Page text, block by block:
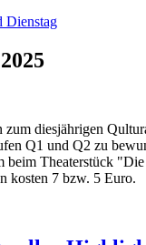
Dienstag
diesjährigen
Q1 und Q2 zu
beim Theaterstück
kosten 7 bzw. 5 Euro.